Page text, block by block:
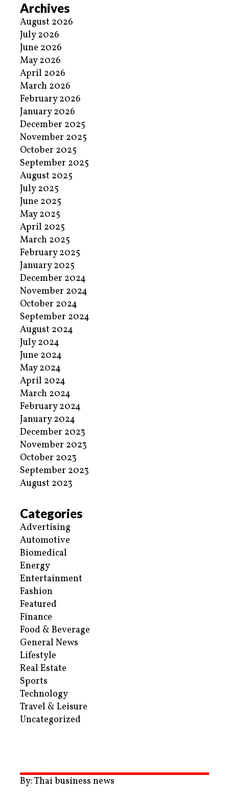
Archives
August 2026
July 2026
June 2026
May 2026
April 2026
March 2026
February 2026
January 2026
December 2025
November 2025
October 2025
September 2025
August 2025
July 2025
June 2025
May 2025
April 2025
March 2025
February 2025
January 2025
December 2024
November 2024
October 2024
September 2024
August 2024
July 2024
June 2024
May 2024
April 2024
March 2024
February 2024
January 2024
December 2023
November 2023
October 2023
September 2023
August 2023
Categories
Advertising
Automotive
Biomedical
Energy
Entertainment
Fashion
Featured
Finance
Food & Beverage
General News
Lifestyle
Real Estate
Sports
Technology
Travel & Leisure
Uncategorized
By: Thai business news